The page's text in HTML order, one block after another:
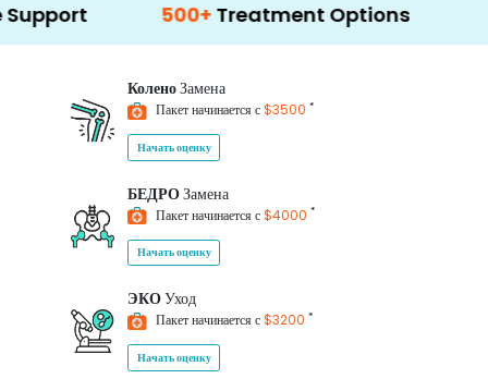
500+ Treatment Options
КоленоЗамена
Пакет начинается с$3500 *
Начать оценку
БЕДРОЗамена
Пакет начинается с$4000 *
Начать оценку
ЭКОУход
Пакет начинается с$3200 *
Начать оценку